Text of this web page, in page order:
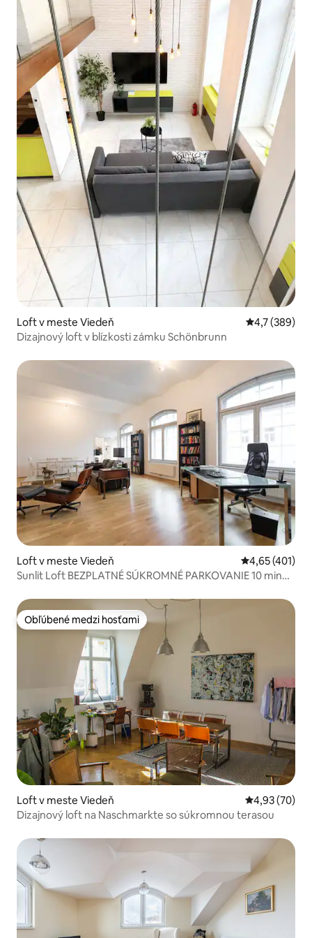
Loft v meste Viedeň Priemerné
4,7 (389)
Dizajnový loft v blízkosti zámku Schönbrunn
Loft v meste Viedeň Priemerné
4,65 (401)
Sunlit Loft BEZPLATNÉ SÚKROMNÉ PARKOVANIE 10 minút
Obľúbené medzi hosťami
Obľúbené medzi hosťami
Loft v meste Viedeň Priemerné
4,93 (70)
Dizajnový loft na Naschmarkte so súkromnou terasou